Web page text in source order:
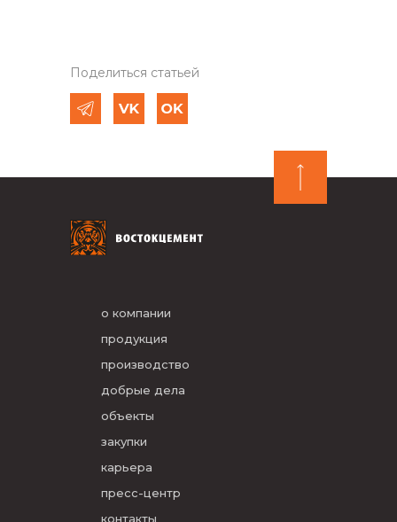
Поделиться статьей
о компании
продукция
производство
добрые дела
объекты
закупки
карьера
пресс-центр
контакты